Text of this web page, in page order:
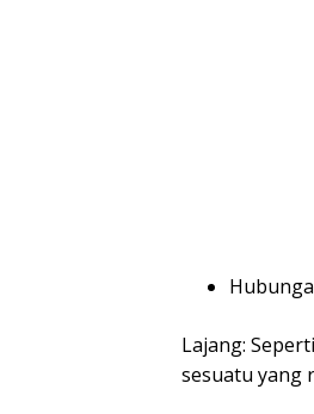
Lajang:
sesuatu yang